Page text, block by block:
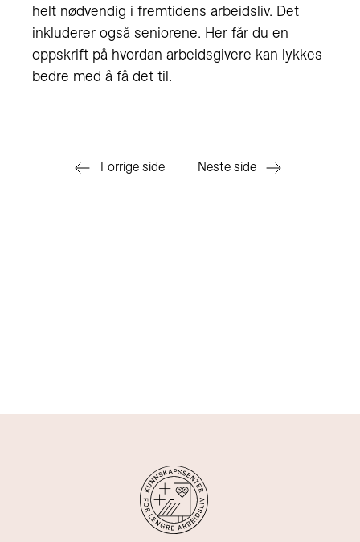
helt nødvendig i fremtidens arbeidsliv. Det
inkluderer også seniorene. Her får du en
oppskrift på hvordan arbeidsgivere kan lykkes
bedre med å få det til.
Forrige side Neste side